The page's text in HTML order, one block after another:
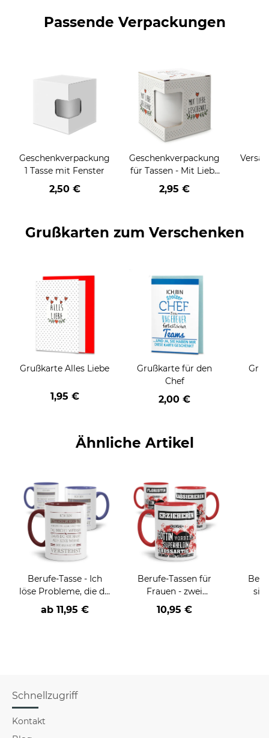
Passende Verpackungen
Geschenkverpackung
1 Tasse mit Fenster
2,50 €
Geschenkverpackung
für Tassen - Mit Liebe
geschenkt
2,95 €
Grußkarten zum Verschenken
Grußkarte Alles Liebe
1,95 €
Grußkarte für den
Chef
2,00 €
Ähnliche Artikel
Berufe-Tasse - Ich
löse Probleme, die du
nicht verstehst -
verschiedene Berufe
ab 11,95 €
Berufe-Tassen für
Frauen - zwei
Farbvarianten
10,95 €
Schnellzugriff
Kontakt